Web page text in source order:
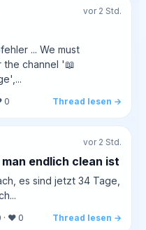
vor 2 Std.
... We must
channel '📖
0 Thread lesen →
vor 2 Std.
endlich clean ist
es sind jetzt 34 Tage,
· ❤️ 0 Thread lesen →